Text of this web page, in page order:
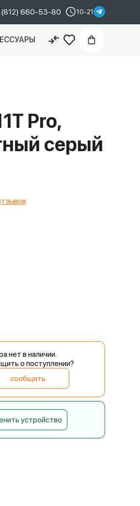
(812) 660-53-80 10-21
Pro,
серый
нет в наличии.
о поступлении?
сообщить
устройство